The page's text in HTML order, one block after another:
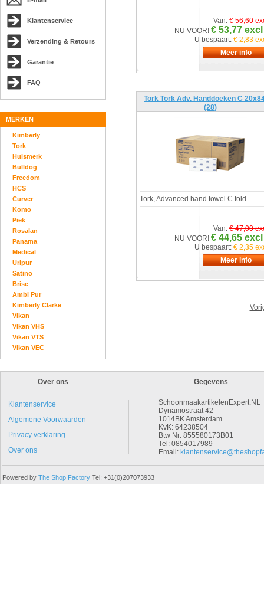
Klantenservice
Verzending & Retours
Garantie
FAQ
MERKEN
Kimberly
Tork
Huismerk
Bulldog
Freedom
HCS
Curver
Komo
Piek
Rosalan
Panama
Medical
Uripur
Satino
Brise
Ambi Pur
Kimberly Clarke
Vikan
Vikan VHS
Vikan VTS
Vikan VEC
Van: € 56,60
NU VOOR! € 53,77
U bespaart: € 2,83
Tork Tork Adv. Handdoeken C
(28)
Tork, Advanced hand towel C fold
Van: € 47,00
NU VOOR! € 44,65
U bespaart: € 2,35
Over ons Gegevens
Klantenservice
Algemene Voorwaarden
Privacy verklaring
Over ons
SchoonmaakartikelenExpert.NL
Dynamostraat 42
1014BK Amsterdam
KvK: 64238504
Btw Nr: 855580173B01
Tel: 0854017989
Email:
Powered by The Shop Factory Tel: +31(0)207073933